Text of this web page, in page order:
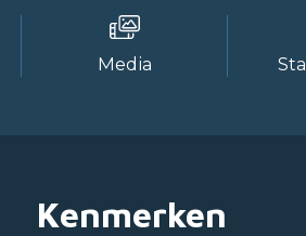
Media
Kenmerken